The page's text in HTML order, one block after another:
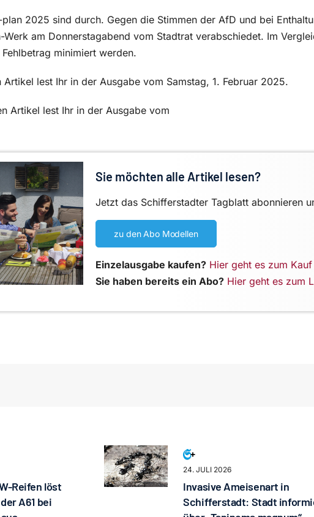
2025 sind durch. Gegen die Stimmen der AfD und bei
am Donnerstagabend vom Stadtrat verabschiedet. Im
minimiert werden.
Artikel lest Ihr in der Ausgabe vom Samstag, 1. Februar 2025.
Artikel lest Ihr in der Ausgabe vom
Sie möchten alle Artikel lesen?
Jetzt das Schifferstadter Tagblatt abonnieren
zu den Abo Modellen
Einzelausgabe kaufen? Hier geht es zum
Sie haben bereits ein Abo? Hier geht es zum
Reifen löst
A61 bei
24. JULI 2026
Invasive Ameisenart in
Schifferstadt: Stadt